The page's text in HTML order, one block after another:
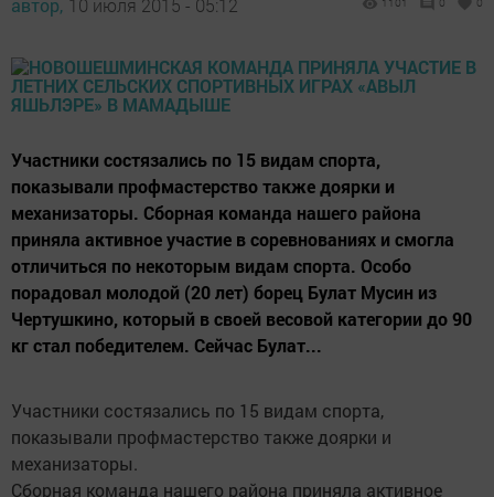
автор, 10 июля 2015 - 05:12 1101 0 0
Участники состязались по 15 видам спорта,
показывали профмастерство также доярки и
механизаторы. Сборная команда нашего района
приняла активное участие в соревнованиях и смогла
отличиться по некоторым видам спорта. Особо
порадовал молодой (20 лет) борец Булат Мусин из
Чертушкино, который в своей весовой категории до 90
кг стал победителем. Сейчас Булат...
Участники состязались по 15 видам спорта,
показывали профмастерство также доярки и
механизаторы.
Сборная команда нашего района приняла активное